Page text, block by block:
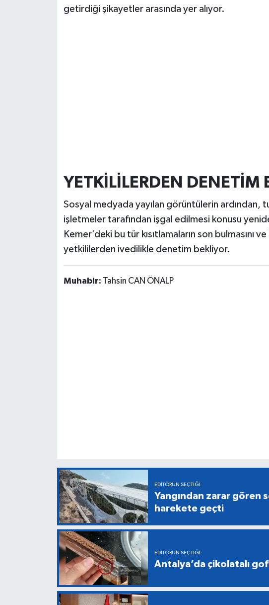
getirdiği şikayetler arasında yer alıyor.
YETKİLİLERDEN DENETİM
Sosyal medyada yayılan görüntülerin ardından,
işletmeler tarafından işgal edilmesi konusu
Kemer’deki bu tür kısıtlamaların son bulmasını
yetkililerden ivedilikle denetim bekliyor.
Muhabir: Tahsin CAN ÖNALP
EDITÖRÜN SEÇTIĞI
Yangından zarar gören
harekete geçti
EDITÖRÜN SEÇTIĞI
Antalya’da çikolatalı